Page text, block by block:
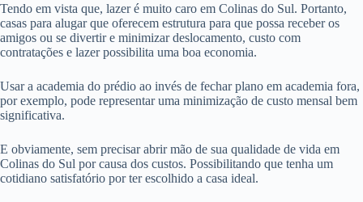
Tendo em vista que, lazer é muito caro em Colinas do Sul. Portanto,
casas para alugar que oferecem estrutura para que possa receber os
amigos ou se divertir e minimizar deslocamento, custo com
contratações e lazer possibilita uma boa economia.
Usar a academia do prédio ao invés de fechar plano em academia fora,
por exemplo, pode representar uma minimização de custo mensal bem
significativa.
E obviamente, sem precisar abrir mão de sua qualidade de vida em
Colinas do Sul por causa dos custos. Possibilitando que tenha um
cotidiano satisfatório por ter escolhido a casa ideal.